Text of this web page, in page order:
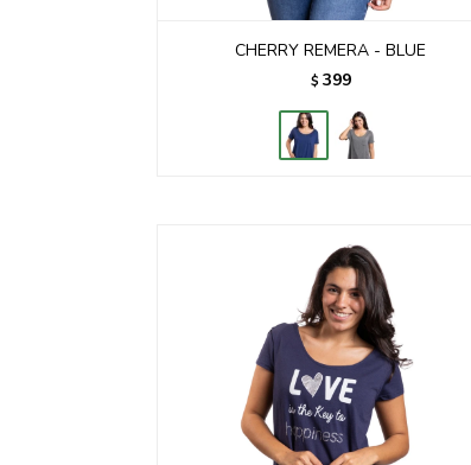
CHERRY REMERA - BLUE
$ 399